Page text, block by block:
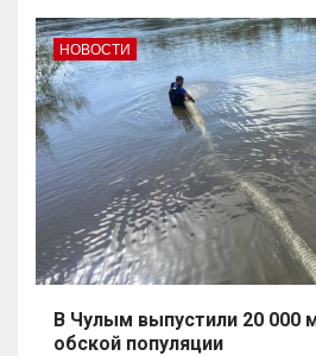
НОВОСТИ
В Чулым выпустили 20 000
обской популяции